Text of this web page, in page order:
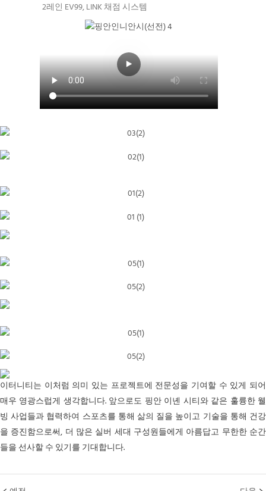
2레인 EV99, LINK 채점 시스템
이터니티는 이처럼 의미 있는 프로젝트에 전문성을 기여할 수 있게 되어
매우 영광스럽게 생각합니다. 앞으로도 핑안 이녠 시티와 같은 훌륭한 웰
빙 사업들과 협력하여 스포츠를 통해 삶의 질을 높이고 기술을 통해 건강
을 증진함으로써, 더 많은 실버 세대 구성원들에게 아름답고 무한한 순간
들을 선사할 수 있기를 기대합니다.